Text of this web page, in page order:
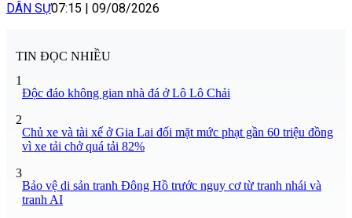
DÂN SỰ07:15 09/08/2026
TIN ĐỌC NHIỀU
1
Độc đáo không gian nhà đá ở Lô Lô Chải
2
Chủ xe và tài xế ở Gia Lai đối mặt mức phạt gần 60 triệu đồng
vì xe tải chở quá tải 82%
3
Bảo vệ di sản tranh Đông Hồ trước nguy cơ từ tranh nhái và
tranh AI